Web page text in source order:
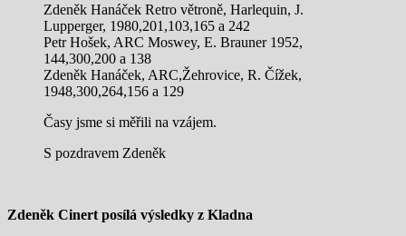
Zdeněk Hanáček Retro větroně, Harlequin, J.
Lupperger, 1980,201,103,165 a 242
Petr Hošek, ARC Moswey, E. Brauner 1952,
144,300,200 a 138
Zdeněk Hanáček, ARC,Žehrovice, R. Čížek,
1948,300,264,156 a 129
Časy jsme si měřili na vzájem.
S pozdravem Zdeněk
Zdeněk Cinert posílá výsledky z Kladna